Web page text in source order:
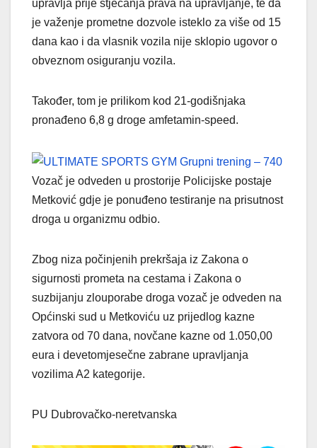
upravlja prije stjecanja prava na upravljanje, te da
je važenje prometne dozvole isteklo za više od 15
dana kao i da vlasnik vozila nije sklopio ugovor o
obveznom osiguranju vozila.
Također, tom je prilikom kod 21-godišnjaka
pronađeno 6,8 g droge amfetamin-speed.
Vozač je odveden u prostorije Policijske postaje
Metković gdje je ponuđeno testiranje na prisutnost
droga u organizmu odbio.
Zbog niza počinjenih prekršaja iz Zakona o
sigurnosti prometa na cestama i Zakona o
suzbijanju zlouporabe droga vozač je odveden na
Općinski sud u Metkoviću uz prijedlog kazne
zatvora od 70 dana, novčane kazne od 1.050,00
eura i devetomjesečne zabrane upravljanja
vozilima A2 kategorije.
PU Dubrovačko-neretvanska